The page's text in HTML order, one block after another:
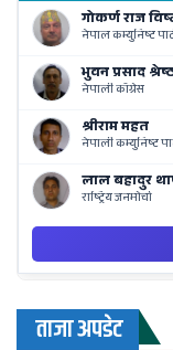
ताजा अपडेट